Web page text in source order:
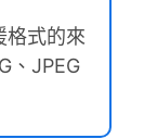
格式的來
、JPEG